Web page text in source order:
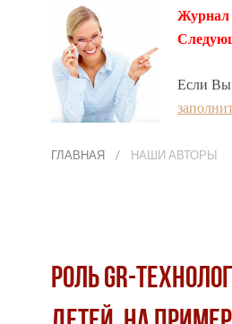
Журнал
Если Вы
ГЛАВНАЯ НАШИ АВТОРЫ
Роль GR-